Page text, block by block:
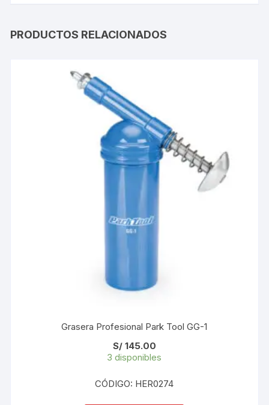
PRODUCTOS RELACIONADOS
Grasera Profesional Park Tool GG-1
S/145.00
3 disponibles
CÓDIGO: HER0274